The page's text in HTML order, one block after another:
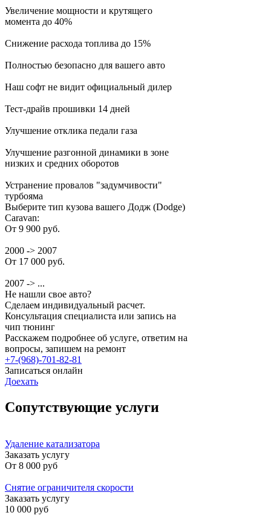
Увеличение мощности и крутящего
момента до 40%
Снижение расхода топлива до 15%
Полностью безопасно для вашего авто
Наш софт не видит официальный дилер
Тест-драйв прошивки 14 дней
Улучшение отклика педали газа
Улучшение разгонной динамики в зоне
низких и средних оборотов
Устранение провалов "задумчивости"
турбояма
Выберите тип кузова вашего Додж (Dodge)
Caravan:
От 9 900 руб.
2000 -> 2007
От 17 000 руб.
2007 -> ...
Не нашли свое авто?
Сделаем индивидуальный расчет.
Консультация специалиста или запись на
чип тюнинг
Расскажем подробнее об услуге, ответим на
вопросы, запишем на ремонт
+7-(968)-701-82-81
Записаться онлайн
Доехать
Сопутствующие услуги
Удаление катализатора
Заказать услугу
От 8 000 руб
Снятие ограничителя скорости
Заказать услугу
10 000 руб